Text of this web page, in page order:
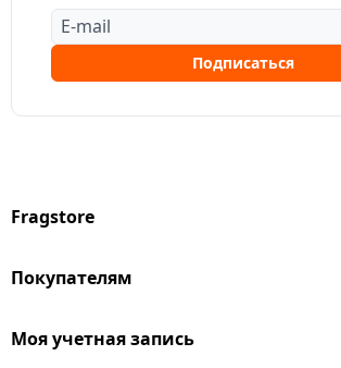
Подписаться
Fragstore
Покупателям
Моя учетная запись